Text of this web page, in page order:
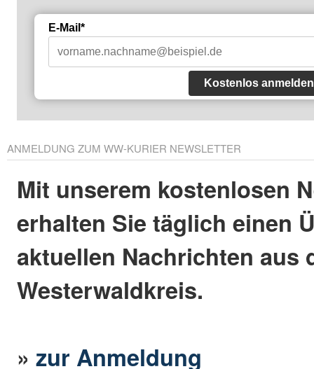
E-Mail*
Kostenlos anmelden
ANMELDUNG ZUM WW-KURIER NEWSLETTER
Mit unserem kostenlosen
erhalten Sie täglich einen
aktuellen Nachrichten aus
Westerwaldkreis.
»zur Anmeldung